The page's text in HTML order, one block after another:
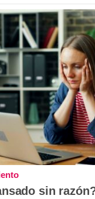
sin